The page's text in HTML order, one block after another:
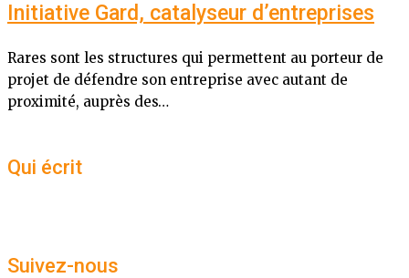
Initiative Gard, catalyseur d’entreprises
Rares sont les structures qui permettent au porteur de
projet de défendre son entreprise avec autant de
proximité, auprès des…
Qui écrit
Suivez-nous